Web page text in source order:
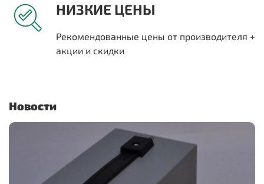
НИЗКИЕ ЦЕНЫ
Рекомендованные цены от производителя +
акции и скидки
Новости